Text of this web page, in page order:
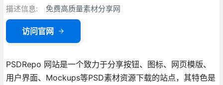
描述信息:
免费高质量素材分享网
访问官网
PSDRepo 网站是一个致力于分享按钮、图标、网页模版、
用户界面、Mockups等PSD素材资源下载的站点，其特色是